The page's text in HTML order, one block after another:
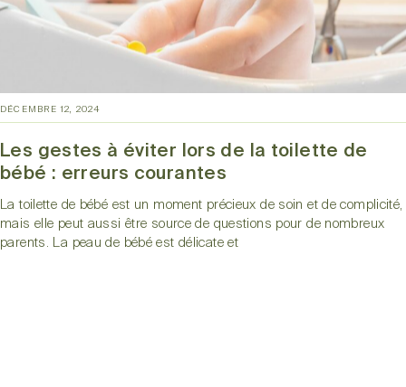
DÉCEMBRE 12, 2024
Les gestes à éviter lors de la toilette de
bébé : erreurs courantes
La toilette de bébé est un moment précieux de soin et de complicité,
mais elle peut aussi être source de questions pour de nombreux
parents. La peau de bébé est délicate et